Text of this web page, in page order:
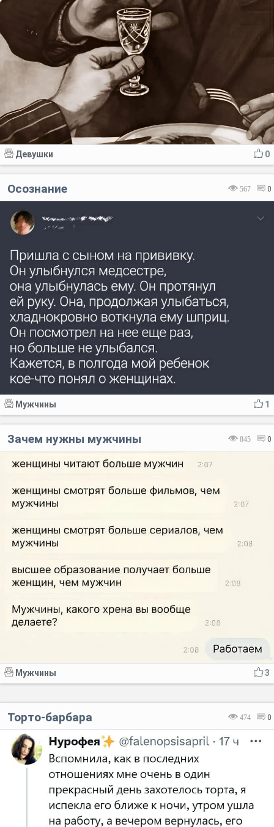
0
Девушки
567 0
Осознание
1
Мужчины
845 0
Зачем нужны мужчины
3
Мужчины
474 0
Торто-барбара